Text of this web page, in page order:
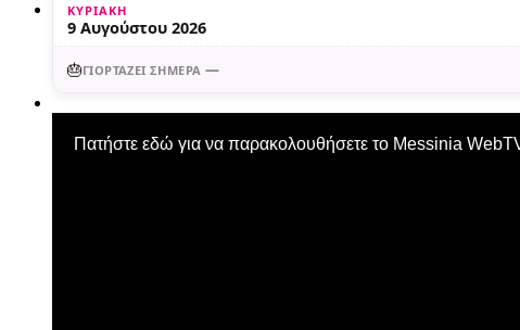
ΚΥΡΙΑΚΉ
9 Αυγούστου 2026
🎂ΓΙΟΡΤΆΖΕΙ ΣΉΜΕΡΑ —
Πατήστε εδώ για να παρακολουθήσετε το Messinia